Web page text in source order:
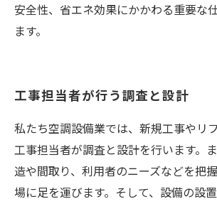
安全性、省エネ効果にかかわる重要な
ます。
工事担当者が行う調査と設計
私たち空調設備業では、新規工事やリ
工事担当者が調査と設計を行います。
造や間取り、利用者のニーズなどを把
場に足を運びます。そして、設備の設